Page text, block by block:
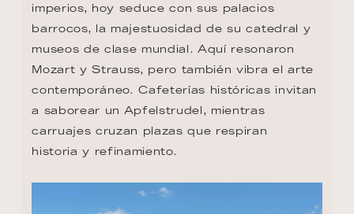
imperios, hoy seduce con sus palacios
barrocos, la majestuosidad de su catedral y
museos de clase mundial. Aquí resonaron
Mozart y Strauss, pero también vibra el arte
contemporáneo. Cafeterías históricas invitan
a saborear un Apfelstrudel, mientras
carruajes cruzan plazas que respiran
historia y refinamiento.